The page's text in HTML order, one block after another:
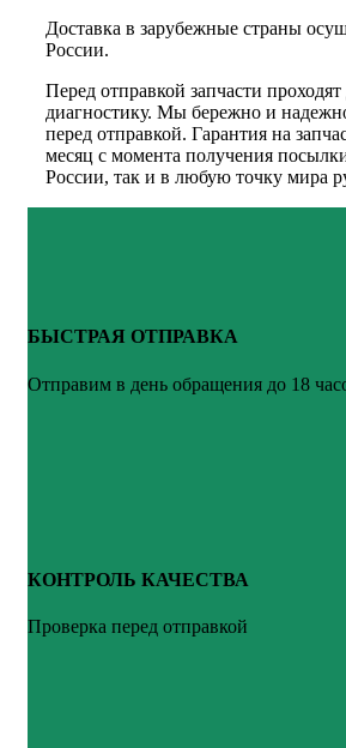
Доставка в зарубежные страны
России.
Перед отправкой запчасти
диагностику. Мы бережно и
перед отправкой. Гарантия на
месяц с момента получения
России, так и в любую точку мира
БЫСТРАЯ ОТПРАВКА
Отправим в день обращения до 18
КОНТРОЛЬ КАЧЕСТВА
Проверка перед отправкой